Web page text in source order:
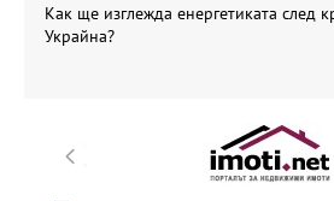
Как ще изглежда енергетиката след
Украйна?